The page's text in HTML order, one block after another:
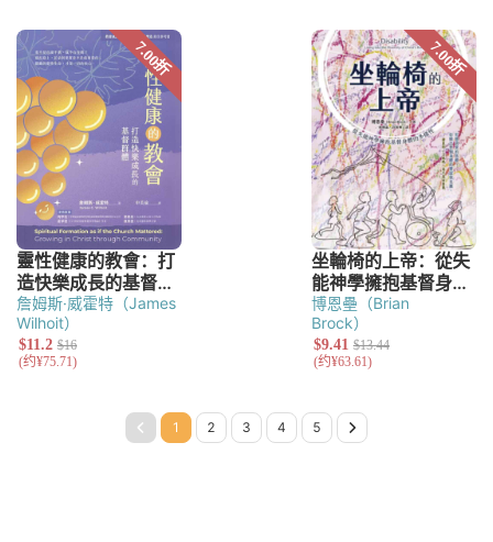
詹姆斯·威霍特（James
Wilhoit）
博恩壘（Brian
Brock）